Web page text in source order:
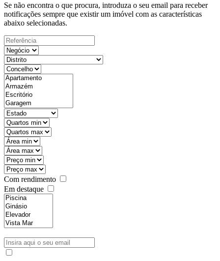
Se não encontra o que procura, introduza o seu email para receber
notificações sempre que existir um imóvel com as características
abaixo selecionadas.
Com rendimento
Em destaque